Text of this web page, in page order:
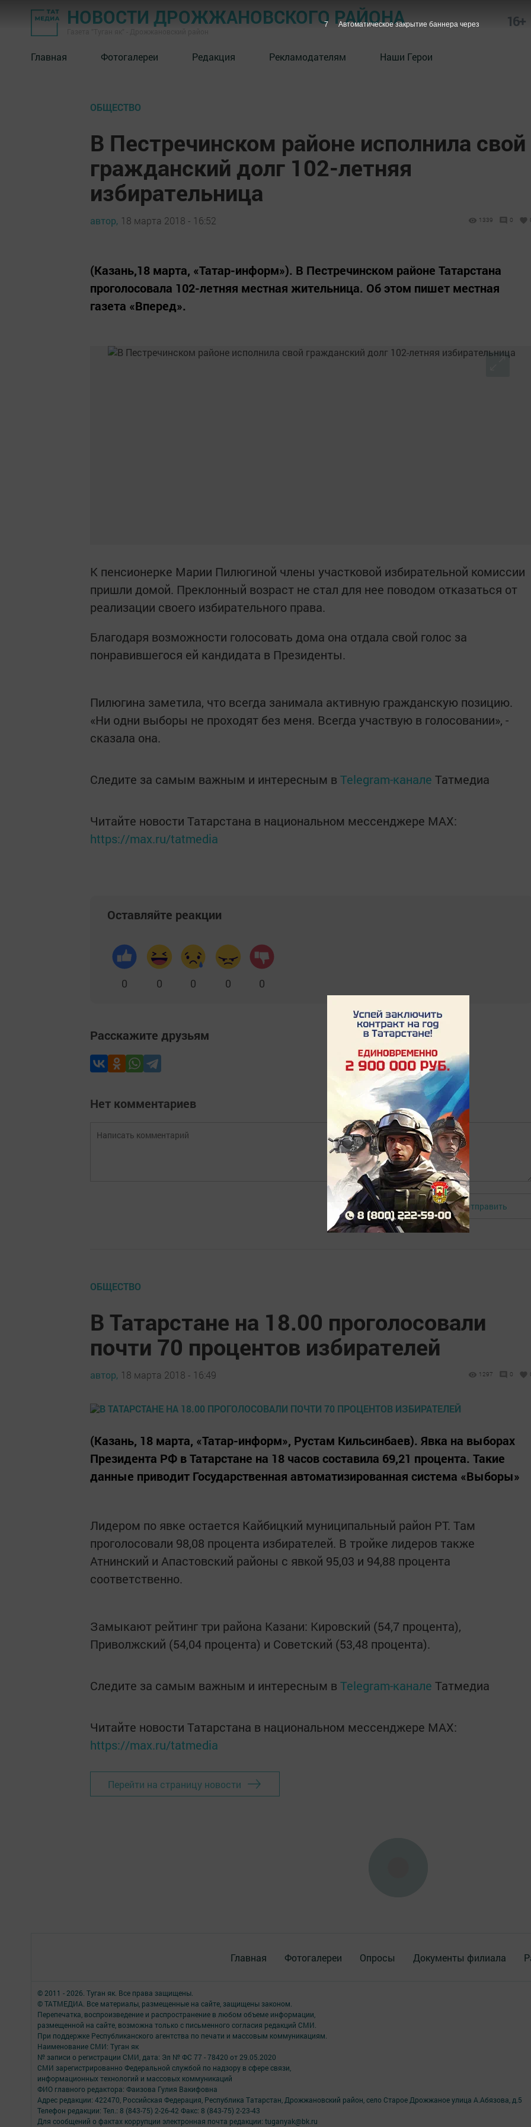
НОВОСТИ ДРОЖЖАНОВСКОГО РАЙОНА 16+
Главная Фотогалереи Редакция Рекламодателям Наши Герои
ОБЩЕСТВО
В Пестречинском районе исполнила свой
гражданский долг 102-летняя
избирательница
автор, 18 марта 2018 - 16:52 1339 0
(Казань,18 марта, «Татар-информ»). В Пестречинском районе Татарстана
проголосовала 102-летняя местная жительница. Об этом пишет местная
газета «Вперед».
К пенсионерке Марии Пилюгиной члены участковой избирательной комиссии
пришли домой. Преклонный возраст не стал для нее поводом отказаться от
реализации своего избирательного права.
Благодаря возможности голосовать дома она отдала свой голос за
понравившегося ей кандидата в Президенты.
Пилюгина заметила, что всегда занимала активную гражданскую позицию.
«Ни одни выборы не проходят без меня. Всегда участвую в голосовании», -
сказала она.
Следите за самым важным и интересным в Telegram-канале Татмедиа
Читайте новости Татарстана в национальном мессенджере MАХ:
https://max.ru/tatmedia
Оставляйте реакции
0 0 0 0 0
Расскажите друзьям
Нет комментариев
Авторизоваться Отправить
ОБЩЕСТВО
В Татарстане на 18.00 проголосовали
почти 70 процентов избирателей
автор, 18 марта 2018 - 16:49 1297 0
(Казань, 18 марта, «Татар-информ», Рустам Кильсинбаев). Явка на выборах
Президента РФ в Татарстане на 18 часов составила 69,21 процента. Такие
данные приводит Государственная автоматизированная система «Выборы»
Лидером по явке остается Кайбицкий муниципальный район РТ. Там
проголосовали 98,08 процента избирателей. В тройке лидеров также
Атнинский и Апастовский районы с явкой 95,03 и 94,88 процента
соответственно.
Замыкают рейтинг три района Казани: Кировский (54,7 процента),
Приволжский (54,04 процента) и Советский (53,48 процента).
Следите за самым важным и интересным в Telegram-канале Татмедиа
Читайте новости Татарстана в национальном мессенджере MАХ:
https://max.ru/tatmedia
Перейти на страницу новости
Главная Фотогалереи Опросы Документы филиала
© 2011 - 2026. Туган як. Все права защищены.
© ТАТМЕДИА. Все материалы, размещенные на сайте, защищены законом.
Перепечатка, воспроизведение и распространение в любом объеме информации,
размещенной на сайте, возможна только с письменного согласия редакций СМИ.
При поддержке Республиканского агентства по печати и массовым коммуникациям.
Наименование СМИ: Туган як
№ записи о регистрации СМИ, дата: Эл № ФС 77 - 78420 от 29.05.2020
СМИ зарегистрированно Федеральной службой по надзору в сфере связи,
информационных технологий и массовых коммуникаций
ФИО главного редактора: Фаизова Гулия Вакифовна
Адрес редакции: 422470, Российская Федерация, Республика Татарстан, Дрожжановский район, село Старое Дрожжаное улица А.Абязова, д.5
Телефон редакции: Тел.: 8 (843-75) 2-26-42 Факс: 8 (843-75) 2-23-43
Для сообщений о фактах коррупции электронная почта редакции: tuganyak@bk.ru
6 Автоматическое закрытие баннера через